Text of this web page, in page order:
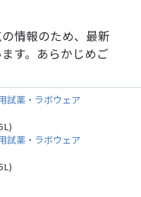
情報のため、最新
す。あらかじめご
試薬・ラボウェア
試薬・ラボウェア